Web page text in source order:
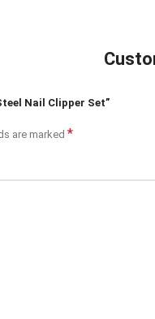
Nail Clipper Set”
are marked *